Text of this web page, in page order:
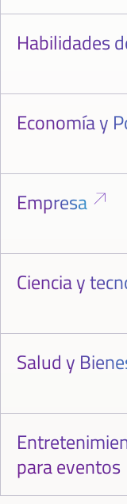
Habilidades
Economía y
Empresa
Ciencia y
Salud y
para eventos